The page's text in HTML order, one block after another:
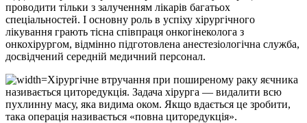
проводити тільки з залученням лікарів багатьох
спеціальностей. І основну роль в успіху хірургічного
лікування грають тісна співпраця онкогінеколога з
онкохірургом, відмінно підготовлена анестезіологічна служба,
досвідчений середній медичний персонал.
Хірургічне втручання при поширеному раку яєчника
називається циторедукція. Задача хірурга — видалити всю
пухлинну масу, яка видима оком. Якщо вдається це зробити,
така операція називається «повна циторедукція».